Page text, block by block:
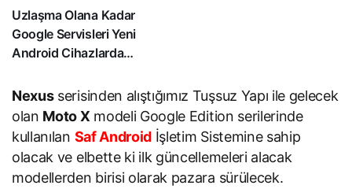
Uzlaşma Olana Kadar
Google Servisleri Yeni
Android Cihazlarda
Nexusserisinden alıştığımız Tuşsuz Yapı ile gelecek
olan Moto X modeli Google Edition serilerinde
kullanılan Saf Android İşletim Sistemine sahip
olacak ve elbette ki ilk güncellemeleri alacak
modellerden birisi olarak pazara sürülecek.